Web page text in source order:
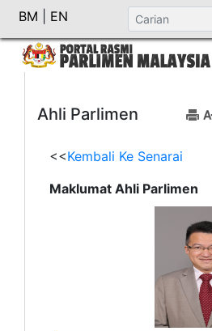
BM EN
Ahli Parlimen
<<Kembali Ke Senarai
Maklumat Ahli Parlimen